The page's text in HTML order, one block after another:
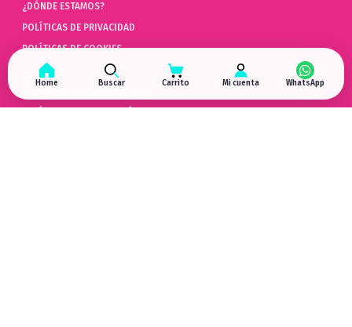
¿DÓNDE ESTAMOS?
POLÍTICAS DE PRIVACIDAD
POLÍTICAS DE COOKIES
AYUDA
Home Buscar Carrito Mi cuenta